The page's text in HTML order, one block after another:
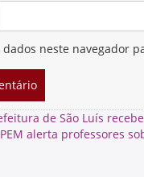
dados neste navegador
de São Luís
alerta professores